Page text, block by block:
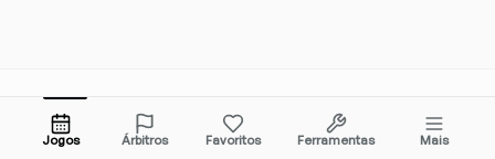
Ferramentas e Recursos
Ferramentas Grátis
Ligas Populares
Premier League
Jogos Árbitros Favoritos Ferramentas Mais